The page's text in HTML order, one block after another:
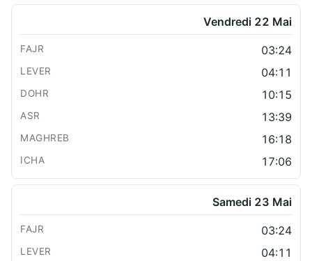
Vendredi 22 Mai
03:24
04:11
10:15
13:39
16:18
17:06
Samedi 23 Mai
03:24
04:11